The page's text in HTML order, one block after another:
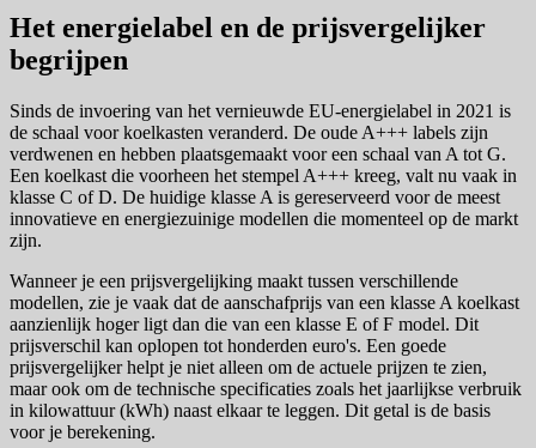
Het energielabel en de prijsvergelijker
begrijpen
Sinds de invoering van het vernieuwde EU-energielabel in 2021 is
de schaal voor koelkasten veranderd. De oude A+++ labels zijn
verdwenen en hebben plaatsgemaakt voor een schaal van A tot G.
Een koelkast die voorheen het stempel A+++ kreeg, valt nu vaak in
klasse C of D. De huidige klasse A is gereserveerd voor de meest
innovatieve en energiezuinige modellen die momenteel op de markt
zijn.
Wanneer je een prijsvergelijking maakt tussen verschillende
modellen, zie je vaak dat de aanschafprijs van een klasse A koelkast
aanzienlijk hoger ligt dan die van een klasse E of F model. Dit
prijsverschil kan oplopen tot honderden euro's. Een goede
prijsvergelijker helpt je niet alleen om de actuele prijzen te zien,
maar ook om de technische specificaties zoals het jaarlijkse verbruik
in kilowattuur (kWh) naast elkaar te leggen. Dit getal is de basis
voor je berekening.